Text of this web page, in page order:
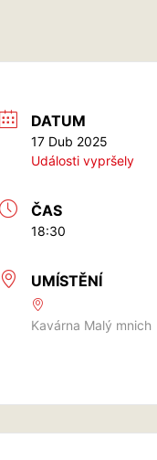
DATUM
17 Dub 2025
Události vypršely
ČAS
18:30
UMÍSTĚNÍ
Kavárna Malý mnich